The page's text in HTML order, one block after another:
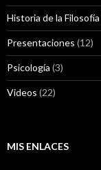
Historia de la Filosofía
Presentaciones (12)
Psicología (3)
Videos (22)
MIS ENLACES